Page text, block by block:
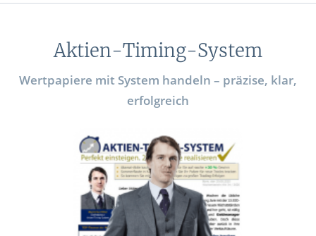
Aktien-Timing-System
Wertpapiere mit System handeln – präzise, klar,
erfolgreich